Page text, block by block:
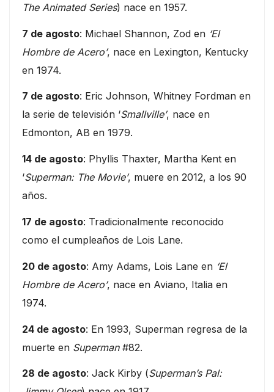
The Animated Series) nace en 1957.
7 de agosto: Michael Shannon, Zod en ‘El
Hombre de Acero’, nace en Lexington, Kentucky
en 1974.
7 de agosto: Eric Johnson, Whitney Fordman en
la serie de televisión ‘Smallville’, nace en
Edmonton, AB en 1979.
14 de agosto: Phyllis Thaxter, Martha Kent en
‘Superman: The Movie’, muere en 2012, a los 90
años.
17 de agosto: Tradicionalmente reconocido
como el cumpleaños de Lois Lane.
20 de agosto: Amy Adams, Lois Lane en ‘El
Hombre de Acero’, nace en Aviano, Italia en
1974.
24 de agosto: En 1993, Superman regresa de la
muerte en Superman#82.
28 de agosto: Jack Kirby (Superman’s Pal: